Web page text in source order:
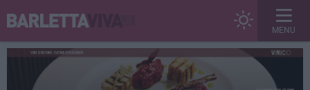
MENU